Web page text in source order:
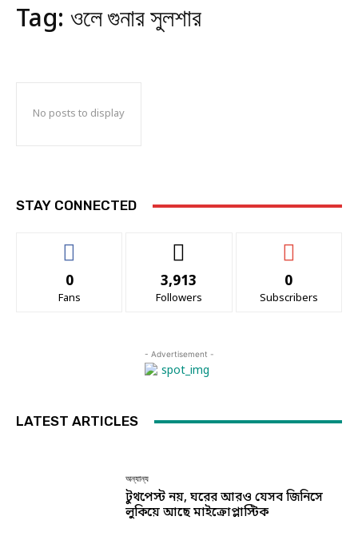
Tag: ওলে গুনার সুলশার
No posts to display
STAY CONNECTED
0
Fans
3,913
Followers
0
Subscribers
- Advertisement -
LATEST ARTICLES
অন্যান্য
টুথপেস্ট নয়, ঘরের আরও যেসব জিনিসে
লুকিয়ে আছে মাইক্রোপ্লাস্টিক